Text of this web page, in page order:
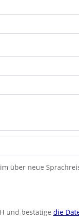
über neue
und bestätige die